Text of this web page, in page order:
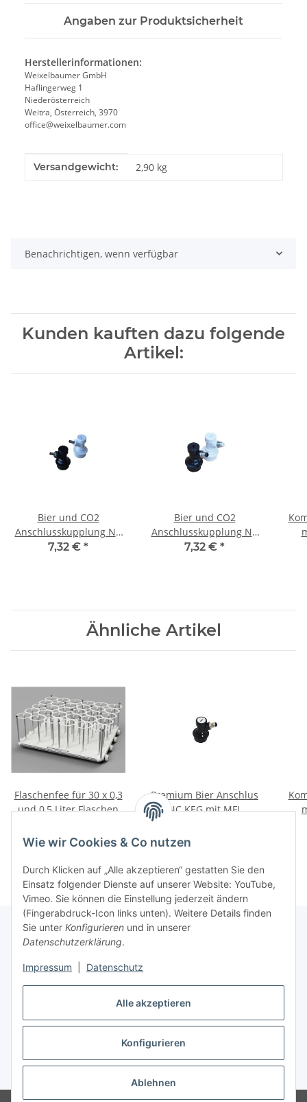
Alle akzeptieren
Konfigurieren
Ablehnen
Wie wir Cookies & Co nutzen
Durch Klicken auf „Alle akzeptieren“ gestatten Sie den
Einsatz folgender Dienste auf unserer Website: YouTube,
Vimeo. Sie können die Einstellung jederzeit ändern
(Fingerabdruck-Icon links unten). Weitere Details finden
Sie unter Konfigurieren und in unserer
Datenschutzerklärung.
Impressum Datenschutz
Angaben zur Produktsicherheit
Herstellerinformationen:
Weixelbaumer GmbH
Haflingerweg 1
Niederösterreich
Weitra, Österreich, 3970
office@weixelbaumer.com
Produkteigenschaft
Wert
Versandgewicht: 2,90 kg
Benachrichtigen, wenn verfügbar
Kunden kauften dazu folgende
Artikel:
Bier und CO2
Anschlusskupplung NC
mit Tülle
7,32 € *
Bier und CO2
Anschlusskupplung NC
mit Gewinde
7,32 € *
Ähnliche Artikel
Flaschenfee für 30 x 0,3
und 0,5 Liter Flaschen
Premium Bier Anschlus
NC KEG mit MFL
Vertrag widerrufen